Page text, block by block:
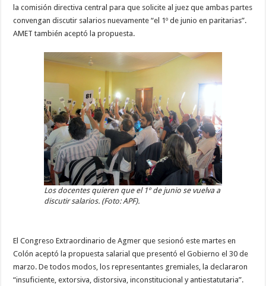
la comisión directiva central para que solicite al juez que ambas partes
convengan discutir salarios nuevamente “el 1º de junio en paritarias”.
AMET también aceptó la propuesta.
Los docentes quieren que el 1º de junio se vuelva a
discutir salarios. (Foto: APF).
El Congreso Extraordinario de Agmer que sesionó este martes en
Colón aceptó la propuesta salarial que presentó el Gobierno el 30 de
marzo. De todos modos, los representantes gremiales, la declararon
“insuficiente, extorsiva, distorsiva, inconstitucional y antiestatutaria”.